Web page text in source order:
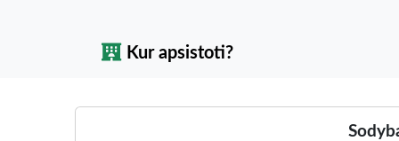
Kur apsistoti?